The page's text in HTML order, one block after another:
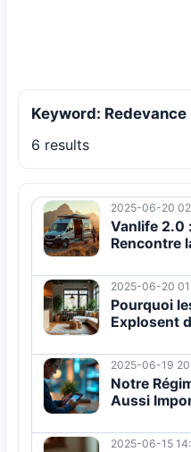
Keyword: Redevance
6 results
2025-06-20
Vanlife 2.0
Rencontre
2025-06-20
Pourquoi
Explosent
2025-06-19
Notre
Aussi
2025-06-15